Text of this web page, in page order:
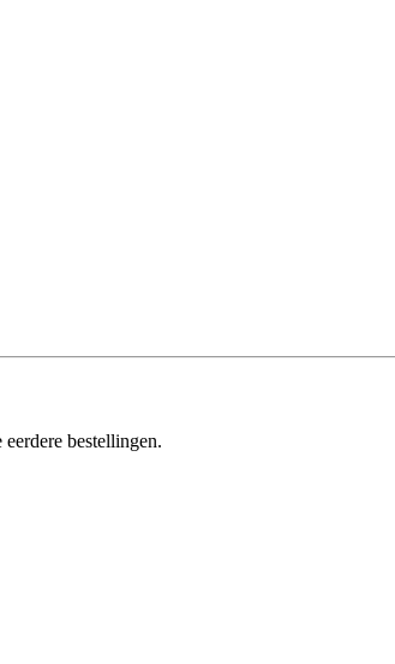
bestellingen.